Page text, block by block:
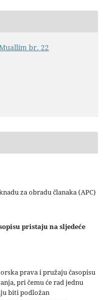
br. 22
za obradu članaka (APC)
pristaju na sljedeće
prava i pružaju časopisu
pri čemu će rad jednu
biti podložan